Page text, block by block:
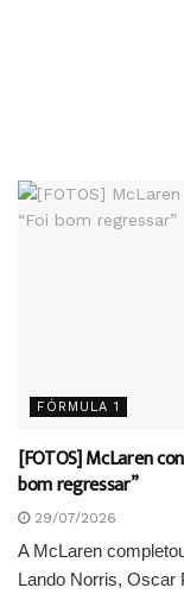
FÓRMULA 1
[FOTOS] McLaren
bom regressar”
29/07/2026
A McLaren
Lando Norris, Oscar